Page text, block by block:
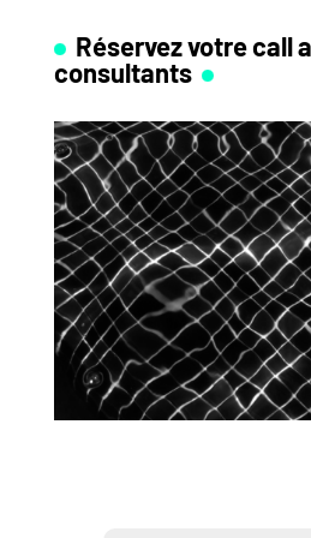
Réservez votre call
consultants